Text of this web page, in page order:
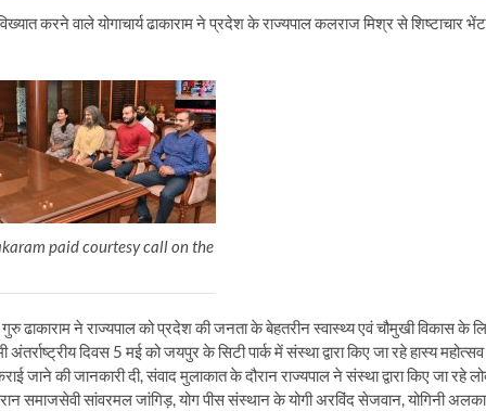
करने वाले योगाचार्य ढाकाराम ने प्रदेश के राज्यपाल कलराज मिश्र से शिष्टाचार भेंट
paid courtesy call on the
ढाकाराम ने राज्यपाल को प्रदेश की जनता के बेहतरीन स्वास्थ्य एवं चौमुखी विकास के
दिवस 5 मई को जयपुर के सिटी पार्क में संस्था द्वारा किए जा रहे हास्य महोत्सव
जाने की जानकारी दी, संवाद मुलाकात के दौरान राज्यपाल ने संस्था द्वारा किए जा रहे
समाजसेवी सांवरमल जांगिड़, योग पीस संस्थान के योगी अरविंद सेजवान, योगिनी अलका